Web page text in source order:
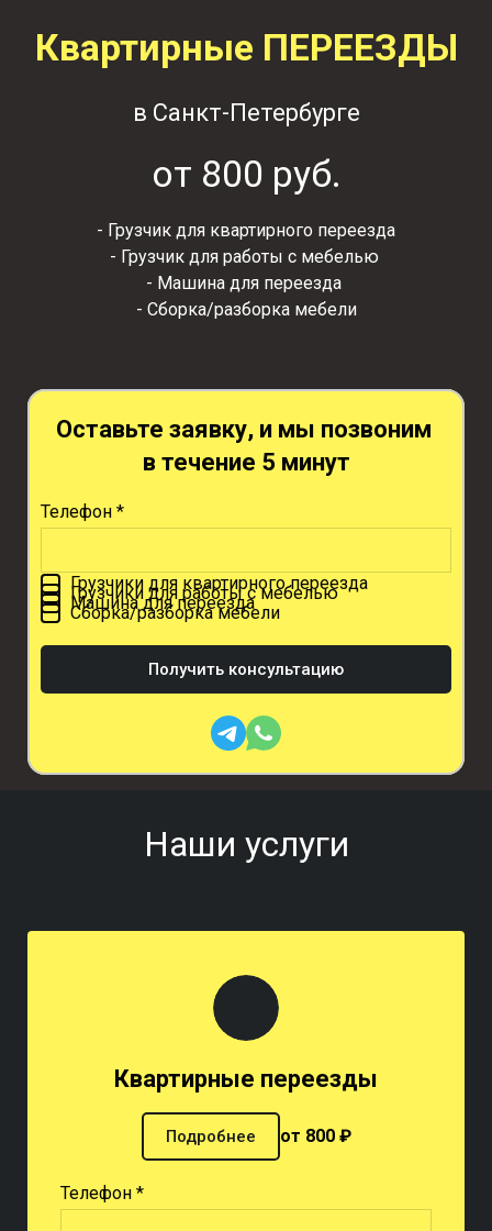
Квартирные ПЕРЕЕЗДЫ
в Санкт-Петербурге
от 800 руб.
- Грузчик для квартирного переезда
- Грузчик для работы с мебелью
- Машина для переезда
- Сборка/разборка мебели
Оставьте заявку, и мы позвоним
в течение 5 минут
Телефон *
Грузчики для квартирного переезда
Грузчики для работы с мебелью
Машина для переезда
Сборка/разборка мебели
Получить консультацию
Наши услуги
Квартирные переезды
Подробнее от 800 ₽
Телефон *